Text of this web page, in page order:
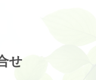
せ